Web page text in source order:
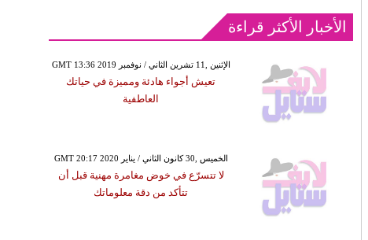
الأخبار الأكثر قراءة
GMT 13:36 2019 الإثنين ,11 تشرين الثاني / نوفمبر
تعيش أجواء هادئة ومميزة في حياتك
العاطفية
GMT 20:17 2020 الخميس ,30 كانون الثاني / يناير
لا تتسرّع في خوض مغامرة مهنية قبل أن
تتأكد من دقة معلوماتك